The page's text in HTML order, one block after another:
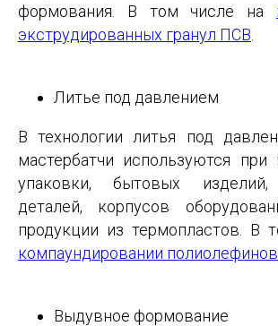
формования. В том числе на
экструдированных гранул ПСВ
Литье под давлением
В технологии литья под
мастербатчи используются при
упаковки, бытовых изделий,
деталей, корпусов
продукции из термопластов. В
компаундировании полиолефинов
Выдувное формование